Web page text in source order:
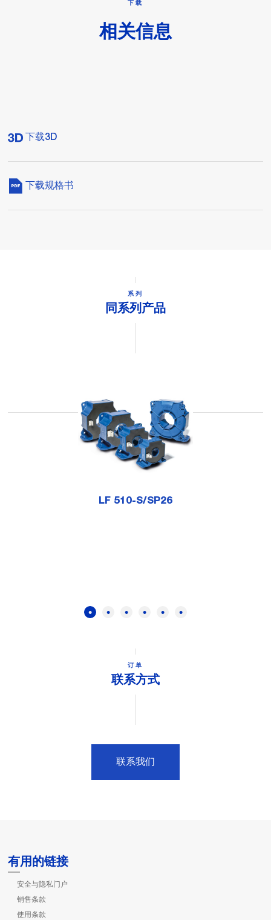
下载
相关信息
下载3D
下载规格书
系列
同系列产品
LF 510-S/SP26
订单
联系方式
联系我们
有用的链接
安全与隐私门户
销售条款
使用条款